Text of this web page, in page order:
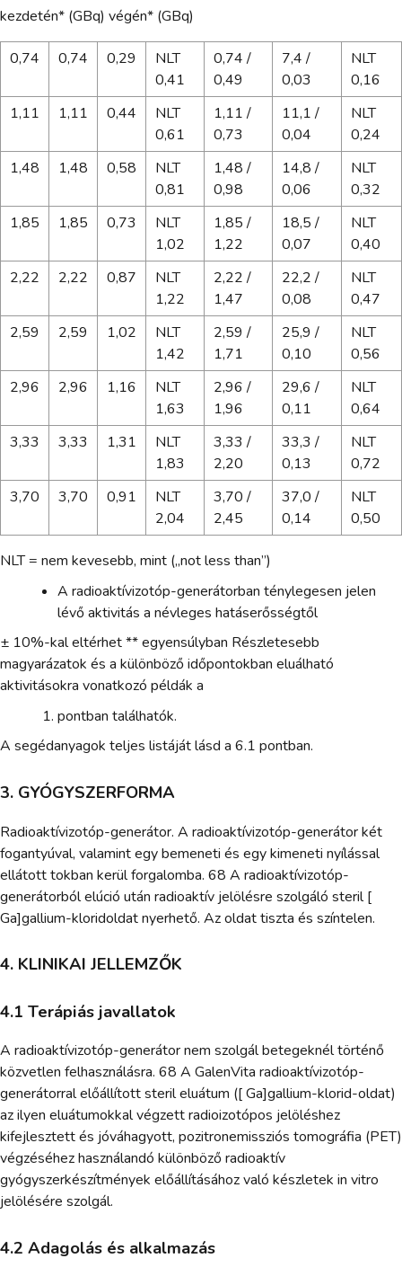
kezdetén* (GBq) végén* (GBq)
0,74 0,74 0,29
NLT
0,41
0,74 /
0,49
7,4 /
0,03
NLT
0,16
1,11
1,11 0,44
NLT
0,61
1,11 /
0,73
11,1 /
0,04
NLT
0,24
1,48
1,48 0,58
NLT
0,81
1,48 /
0,98
14,8 /
0,06
NLT
0,32
1,85
1,85 0,73
NLT
1,02
1,85 /
1,22
18,5 /
0,07
NLT
0,40
2,22
2,22 0,87
NLT
1,22
2,22 /
1,47
22,2 /
0,08
NLT
0,47
2,59
2,59 1,02
NLT
1,42
2,59 /
1,71
25,9 /
0,10
NLT
0,56
2,96
2,96 1,16
NLT
1,63
2,96 /
1,96
29,6 /
0,11
NLT
0,64
3,33
3,33 1,31
NLT
1,83
3,33 /
2,20
33,3 /
0,13
NLT
0,72
3,70
3,70 0,91
NLT
2,04
3,70 /
2,45
37,0 /
0,14
NLT
0,50
NLT = nem kevesebb, mint („not less than”)
A radioaktívizotóp-generátorban ténylegesen jelen
lévő aktivitás a névleges hatáserősségtől
± 10%-kal eltérhet ** egyensúlyban Részletesebb
magyarázatok és a különböző időpontokban eluálható
aktivitásokra vonatkozó példák a
pontban találhatók.
A segédanyagok teljes listáját lásd a 6.1 pontban.
3. GYÓGYSZERFORMA
Radioaktívizotóp-generátor. A radioaktívizotóp-generátor két
fogantyúval, valamint egy bemeneti és egy kimeneti nyílással
ellátott tokban kerül forgalomba. 68 A radioaktívizotóp-
generátorból elúció után radioaktív jelölésre szolgáló steril [
Ga]gallium-kloridoldat nyerhető. Az oldat tiszta és színtelen.
4. KLINIKAI JELLEMZŐK
4.1 Terápiás javallatok
A radioaktívizotóp-generátor nem szolgál betegeknél történő
közvetlen felhasználásra. 68 A GalenVita radioaktívizotóp-
generátorral előállított steril eluátum ([ Ga]gallium-klorid-oldat)
az ilyen eluátumokkal végzett radioizotópos jelöléshez
kifejlesztett és jóváhagyott, pozitronemissziós tomográfia (PET)
végzéséhez használandó különböző radioaktív
gyógyszerkészítmények előállításához való készletek in vitro
jelölésére szolgál.
4.2 Adagolás és alkalmazás